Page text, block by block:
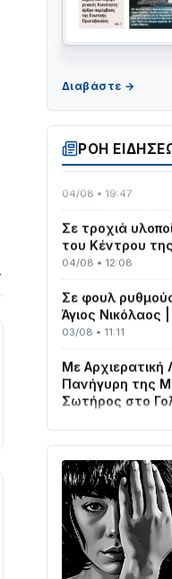
ΡΟΗ
ΤΟ ΠΑΡΤΥ
Στο σκοτάδι
Ναυπάκτου
04/08 • 19:47
του Κέντρου
04/08 • 12:08
Άγιος
03/08 • 11:11
Πανήγυρη της
Σωτήρος στο
03/08 • 07:45
Ενισχύεται η
Δήμο Αγρινίου
οχήματα
02/08 • 18:26
Διαβάστε την
κυκλοφορεί
31/07 • 08:16